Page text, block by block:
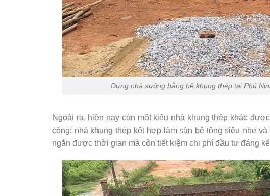
Dựng nhà xưởng bằng hệ khung thép tại Phú
Ngoài ra, hiện nay còn một kiểu nhà khung thép khác
công: nhà khung thép kết hợp làm sàn bê tông siêu nhẹ
ngắn được thời gian mà còn tiết kiệm chi phí đầu tư đáng